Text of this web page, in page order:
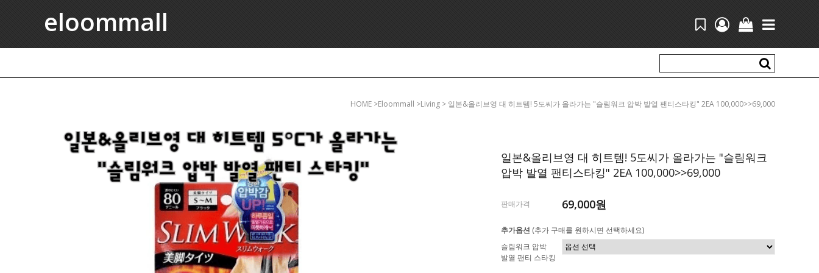
eloommall
HOME >eloommall >living > 일본&올리브영 대 히트템! 5도씨가 올라가는 "슬림워크 압박 발열 팬티스타킹" 2EA 100,000>>69,000
일본&올리브영 대 히트템! 5도씨가 올라가는 "슬림워크
압박 발열 팬티스타킹" 2EA 100,000>>69,000
판매가격 69,000원
추가옵션 (추가 구매를 원하시면 선택하세요)
슬림워크 압박
발열 팬티 스타킹